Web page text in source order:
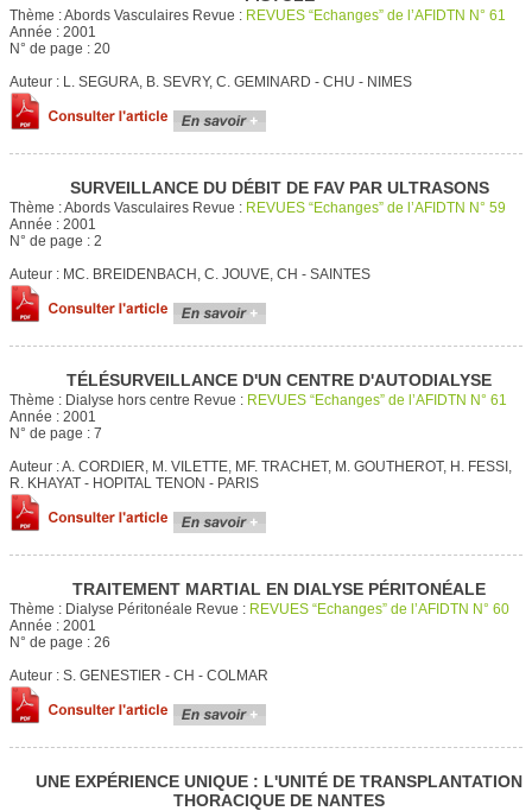
Thème :Abords Vasculaires Revue : REVUES “Echanges” de l’AFIDTN N° 61
Année : 2001
N° de page : 20
Auteur : L. SEGURA, B. SEVRY, C. GEMINARD - CHU - NIMES
SURVEILLANCE DU DÉBIT DE FAV PAR ULTRASONS
Thème :Abords Vasculaires Revue : REVUES “Echanges” de l’AFIDTN N° 59
Année : 2001
N° de page : 2
Auteur : MC. BREIDENBACH, C. JOUVE, CH - SAINTES
TÉLÉSURVEILLANCE D'UN CENTRE D'AUTODIALYSE
Thème : Dialyse hors centre Revue : REVUES “Echanges” de l’AFIDTN N° 61
Année : 2001
N° de page : 7
Auteur :A. CORDIER, M. VILETTE, MF. TRACHET, M. GOUTHEROT, H. FESSI,
R. KHAYAT - HOPITAL TENON - PARIS
TRAITEMENT MARTIAL EN DIALYSE PÉRITONÉALE
Thème : Dialyse Péritonéale Revue : REVUES “Echanges” de l’AFIDTN N° 60
Année : 2001
N° de page : 26
Auteur : S. GENESTIER - CH - COLMAR
UNE EXPÉRIENCE UNIQUE : L'UNITÉ DE TRANSPLANTATION
THORACIQUE DE NANTES